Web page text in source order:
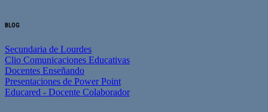
BLOG
Secundaria de Lourdes
Clio Comunicaciones Educativas
Docentes Enseñando
Presentaciones de Power Point
Educared - Docente Colaborador